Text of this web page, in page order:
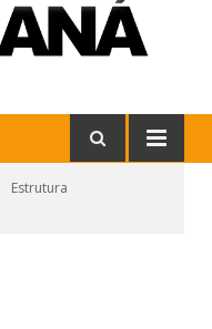
Estrutura